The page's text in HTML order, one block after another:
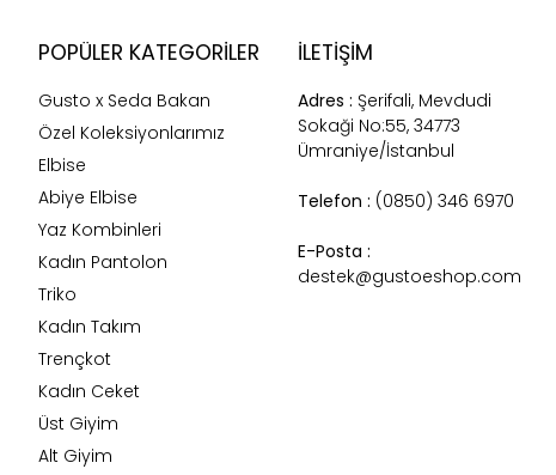
POPÜLER KATEGORILER
Gusto x Seda Bakan
Özel Koleksiyonlarımız
Elbise
Abiye Elbise
Yaz Kombinleri
Kadın Pantolon
Triko
Kadın Takım
Trençkot
Kadın Ceket
Üst Giyim
Alt Giyim
İLETİŞİM
Adres : Şerifali, Mevdudi
Sokaği No:55, 34773
Ümraniye/İstanbul
Telefon : (0850) 346 6970
E-Posta :
destek@gustoeshop.com